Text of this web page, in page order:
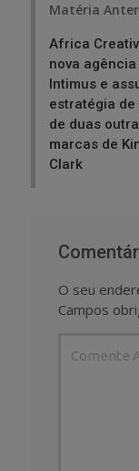
Matéria
Africa
nova agência
Intimus e
estratégia de
de duas
marcas de
Clark
O seu
Campos